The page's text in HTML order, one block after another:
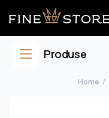
Produse
Home